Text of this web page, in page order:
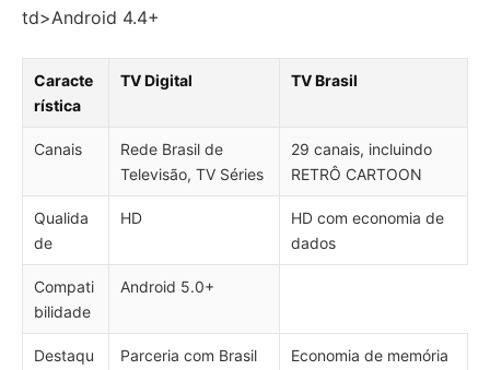
td>Android 4.4+
Caracte
rística
TV Digital TV Brasil
Canais
Rede Brasil de
Televisão, TV Séries
29 canais, incluindo
RETRÔ CARTOON
Qualida
de
HD
HD com economia de
dados
Compati
bilidade
Android 5.0+
Destaqu
Parceria com Brasil
Economia de memória